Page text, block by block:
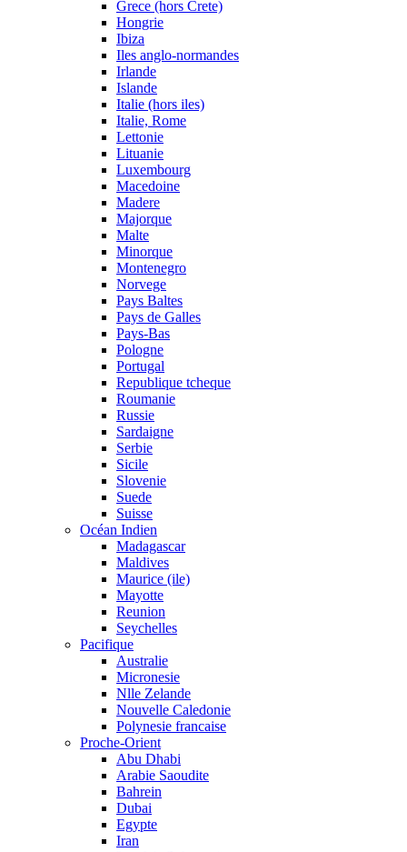
Grece (hors Crete)
Hongrie
Ibiza
Iles anglo-normandes
Irlande
Islande
Italie (hors iles)
Italie, Rome
Lettonie
Lituanie
Luxembourg
Macedoine
Madere
Majorque
Malte
Minorque
Montenegro
Norvege
Pays Baltes
Pays de Galles
Pays-Bas
Pologne
Portugal
Republique tcheque
Roumanie
Russie
Sardaigne
Serbie
Sicile
Slovenie
Suede
Suisse
Océan Indien
Madagascar
Maldives
Maurice (ile)
Mayotte
Reunion
Seychelles
Pacifique
Australie
Micronesie
Nlle Zelande
Nouvelle Caledonie
Polynesie francaise
Proche-Orient
Abu Dhabi
Arabie Saoudite
Bahrein
Dubai
Egypte
Iran